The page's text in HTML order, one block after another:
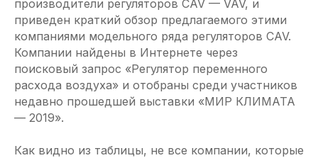
производители регуляторов CAV — VAV, и
приведен краткий обзор предлагаемого этими
компаниями модельного ряда регуляторов CAV.
Компании найдены в Интернете через
поисковый запрос «Регулятор переменного
расхода воздуха» и отобраны среди участников
недавно прошедшей выставки «МИР КЛИМАТА
— 2019».
Как видно из таблицы, не все компании, которые